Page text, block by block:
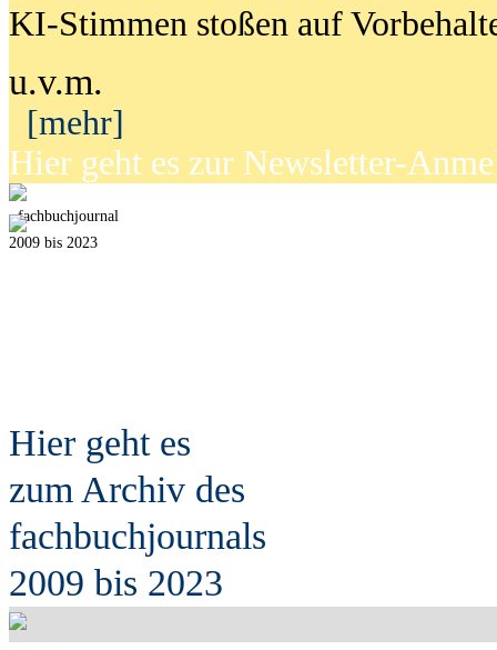
KI-Stimmen stoßen auf
u.v.m.
[mehr]
Hier geht es zur Newsletter-
fachbuchjournal
2009 bis 2023
Hier geht es
zum Archiv des
fachbuchjournals
2009 bis 2023